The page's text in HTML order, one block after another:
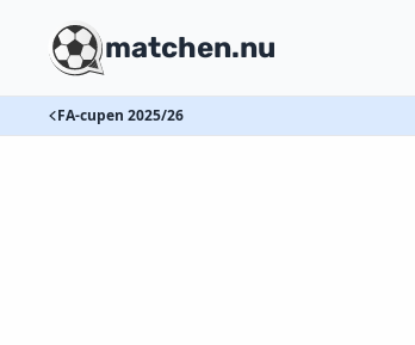
matchen.nu
FA-cupen 2025/26